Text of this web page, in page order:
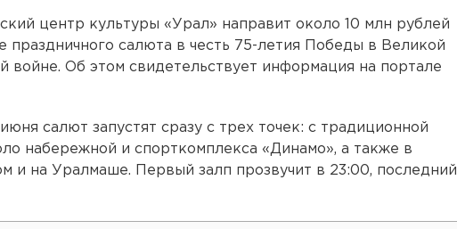
центр культуры «Урал» направит около 10 млн рублей
праздничного салюта в честь 75-летия Победы в Великой
войне. Об этом свидетельствует информация на портале
салют запустят сразу с трех точек: с традиционной
набережной и спорткомплекса «Динамо», а также в
и на Уралмаше. Первый залп прозвучит в 23:00, последний